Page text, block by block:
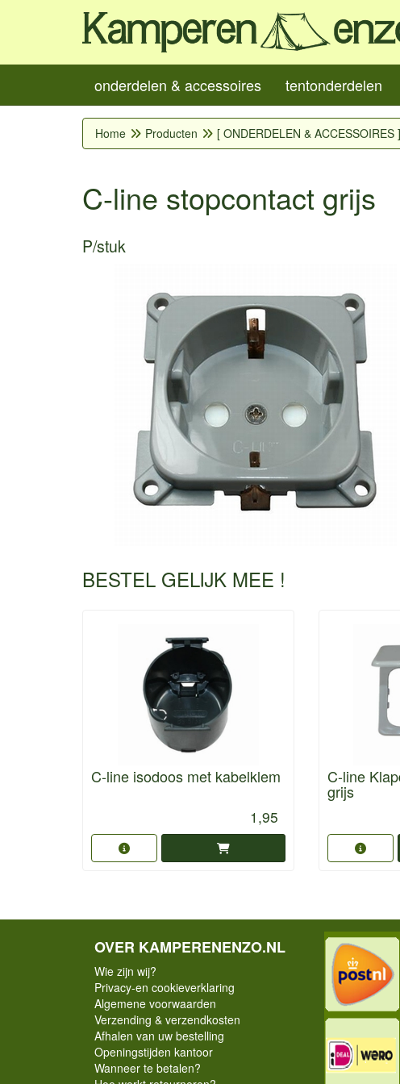
onderdelen & accessoires tentonderdelen
Home Producten [ ONDERDELEN & ACCESSOIRES ]
C-line stopcontact grijs
P/stuk
BESTEL GELIJK MEE !
C-line isodoos met kabelklem
1,95
C-line
grijs
OVER KAMPERENENZO.NL
Wie zijn wij?
Privacy-en cookieverklaring
Algemene voorwaarden
Verzending & verzendkosten
Afhalen van uw bestelling
Openingstijden kantoor
Wanneer te betalen?